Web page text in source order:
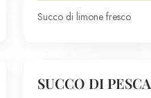
Succo di limone fresco
SUCCO DI PESCA